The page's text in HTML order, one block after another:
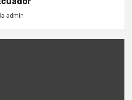
admin